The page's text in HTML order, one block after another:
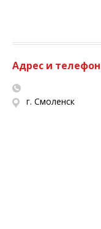
Адрес и телефон
г. Смоленск